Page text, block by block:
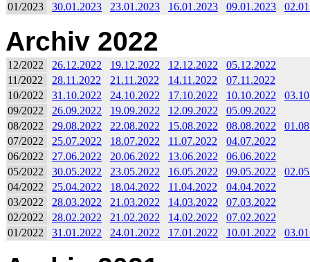
01/2023
30.01.2023 23.01.2023 16.01.2023 09.01.2023
Archiv 2022
12/2022 26.12.2022 19.12.2022 12.12.2022
05.12.2022
11/2022
28.11.2022 21.11.2022 14.11.2022
07.11.2022
10/2022
31.10.2022 24.10.2022 17.10.2022 10.10.2022
09/2022
26.09.2022 19.09.2022 12.09.2022
05.09.2022
08/2022
29.08.2022 22.08.2022 15.08.2022 08.08.2022
07/2022
25.07.2022 18.07.2022 11.07.2022
04.07.2022
06/2022
27.06.2022 20.06.2022 13.06.2022
06.06.2022
05/2022
30.05.2022 23.05.2022 16.05.2022 09.05.2022
04/2022
25.04.2022 18.04.2022 11.04.2022
04.04.2022
03/2022
28.03.2022 21.03.2022 14.03.2022
07.03.2022
02/2022
28.02.2022 21.02.2022 14.02.2022
07.02.2022
01/2022
31.01.2022 24.01.2022 17.01.2022 10.01.2022